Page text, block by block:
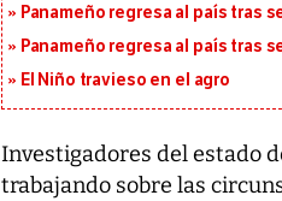
Panameño regresa al país tras
Panameño regresa al país tras
El Niño travieso en el agro
Investigadores del estado
trabajando sobre las